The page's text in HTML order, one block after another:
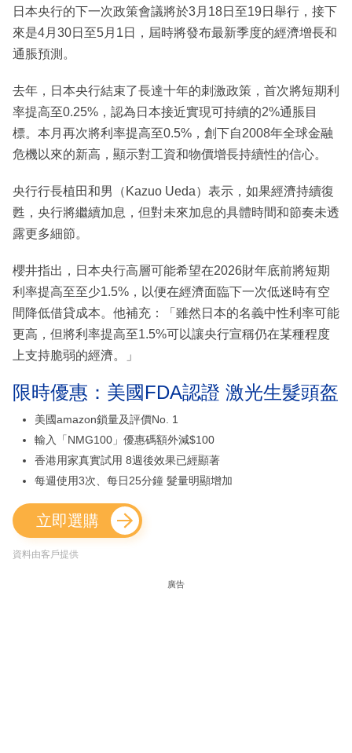
日本央行的下一次政策會議將於3月18日至19日舉行，接下
來是4月30日至5月1日，屆時將發布最新季度的經濟增長和
通脹預測。
去年，日本央行結束了長達十年的刺激政策，首次將短期利
率提高至0.25%，認為日本接近實現可持續的2%通脹目
標。本月再次將利率提高至0.5%，創下自2008年全球金融
危機以來的新高，顯示對工資和物價增長持續性的信心。
央行行長植田和男（Kazuo Ueda）表示，如果經濟持續復
甦，央行將繼續加息，但對未來加息的具體時間和節奏未透
露更多細節。
櫻井指出，日本央行高層可能希望在2026財年底前將短期
利率提高至至少1.5%，以便在經濟面臨下一次低迷時有空
間降低借貸成本。他補充：「雖然日本的名義中性利率可能
更高，但將利率提高至1.5%可以讓央行宣稱仍在某種程度
上支持脆弱的經濟。」
限時優惠：美國FDA認證 激光生髮頭盔
美國amazon鎖量及評價No. 1
輸入「NMG100」優惠碼額外減$100
香港用家真實試用 8週後效果已經顯著
每週使用3次、每日25分鐘 髮量明顯增加
立即選購
資料由客戶提供
廣告